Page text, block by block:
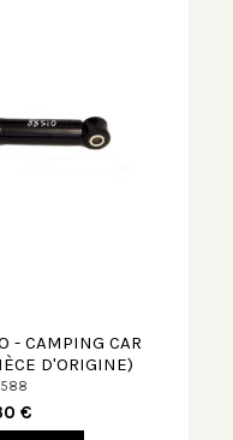
- CAMPING CAR
D'ORIGINE)
€